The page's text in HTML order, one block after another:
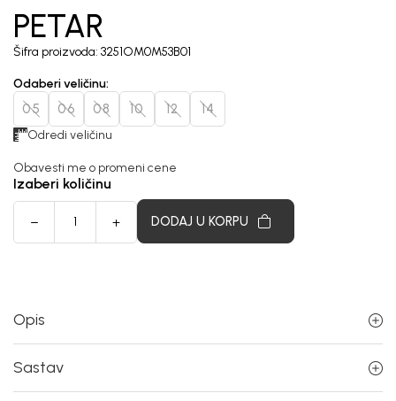
PETAR
Šifra proizvoda: 3251OM0M53B01
Odaberi veličinu:
05 06 08 10 12 14
Odredi veličinu
Obavesti me o promeni cene
Izaberi količinu
DODAJ U KORPU
Opis
Sastav